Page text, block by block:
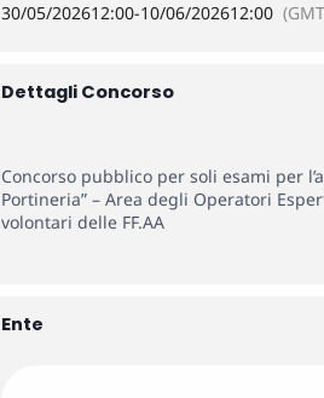
30/05/202612:00-10/06/202612:00
Dettagli Concorso
Concorso pubblico per soli esami per
Portineria” – Area degli Operatori
volontari delle FF.AA
Ente